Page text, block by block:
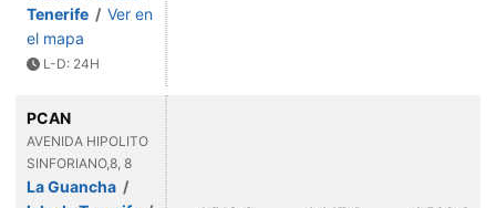
Tenerife / Ver en
el mapa
L-D: 24H
PCAN
AVENIDA HIPOLITO
SINFORIANO,8, 8
La Guancha /